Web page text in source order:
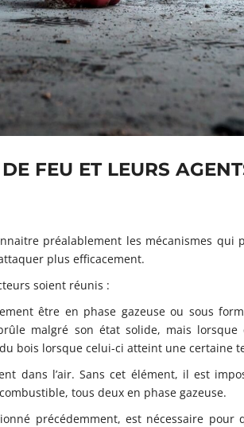
FEU ET LEURS
préalablement les mécanismes qui
plus efficacement.
soient réunis :
être en phase gazeuse ou sous
malgré son état solide, mais lorsque
bois lorsque celui-ci atteint une certaine
dans l’air. Sans cet élément, il est
tous deux en phase gazeuse.
précédemment, est nécessaire pour